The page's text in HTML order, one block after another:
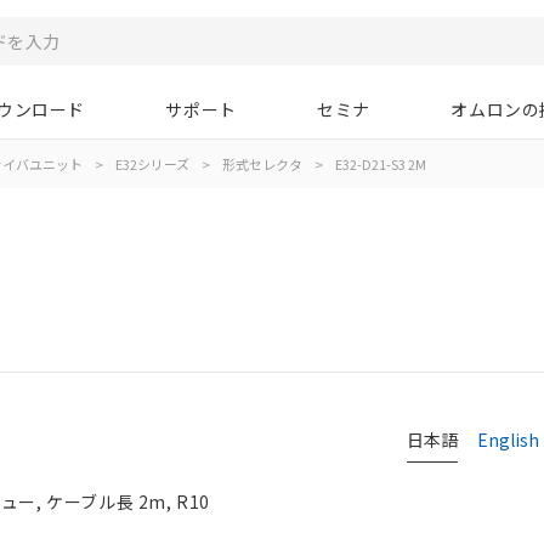
ンロード サポート セミナ オムロン
バユニット > E32シリーズ > 形式セレクタ > E32-D21-S3 2M
日本語 English
ー, ケーブル長 2m, R10